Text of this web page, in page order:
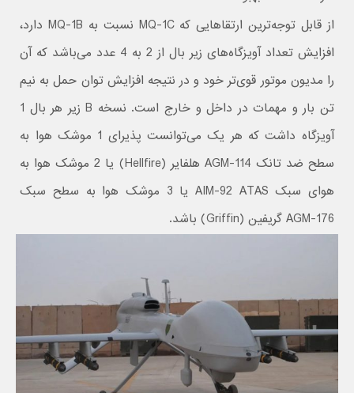
از قابل توجه‌ترین ارتقاهایی که MQ-1C نسبت به MQ-1B دارد،
افزایش تعداد آویزگاه‌های زیر بال از 2 به 4 عدد می‌باشد که آن
را مدیون موتور قوی‌تر خود و در نتیجه افزایش توان حمل به نیم
تن بار و مهمات در داخل و خارج است. نسخه B زیر هر بال 1
آویزگاه داشت که هر یک می‌توانست پذیرای 1 موشک هوا به
سطح ضد تانک AGM-114 هلفایر (Hellfire) یا 2 موشک هوا به
هوای سبک AIM-92 ATAS یا 3 موشک هوا به سطح سبک
AGM-176 گریفین (Griffin) باشد.